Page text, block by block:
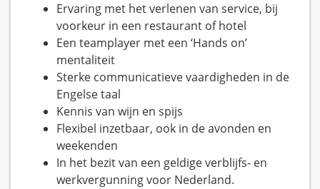
Ervaring met het verlenen van service, bij
voorkeur in een restaurant of hotel
Een teamplayer met een ‘Hands on’
mentaliteit
Sterke communicatieve vaardigheden in de
Engelse taal
Kennis van wijn en spijs
Flexibel inzetbaar, ook in de avonden en
weekenden
In het bezit van een geldige verblijfs- en
werkvergunning voor Nederland.